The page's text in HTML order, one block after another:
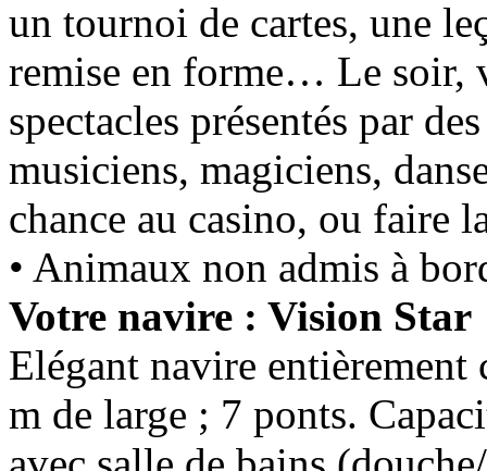
un tournoi de cartes, une
remise en forme… Le soir,
spectacles présentés par
musiciens, magiciens,
chance au casino, ou faire
• Animaux non admis à
Votre navire : Vision Star
Elégant navire
m de large ; 7 ponts.